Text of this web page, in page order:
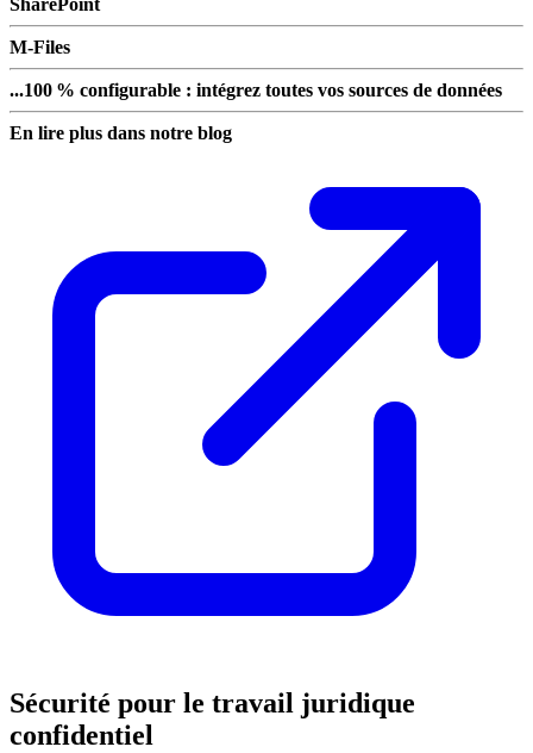
SharePoint
M-Files
...100 % configurable : intégrez toutes vos sources de données
En lire plus dans notre blog
Sécurité pour le travail juridique
confidentiel